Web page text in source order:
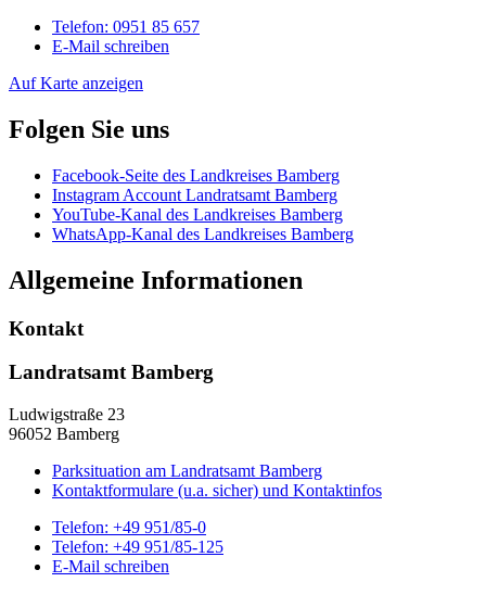
Telefon: 0951 85 657
E-Mail schreiben
Auf Karte anzeigen
Folgen Sie uns
Facebook-Seite des Landkreises Bamberg
Instagram Account Landratsamt Bamberg
YouTube-Kanal des Landkreises Bamberg
WhatsApp-Kanal des Landkreises Bamberg
Allgemeine Informationen
Kontakt
Landratsamt Bamberg
Ludwigstraße 23
96052 Bamberg
Parksituation am Landratsamt Bamberg
Kontaktformulare (u.a. sicher) und Kontaktinfos
Telefon: +49 951/85-0
Telefon: +49 951/85-125
E-Mail schreiben